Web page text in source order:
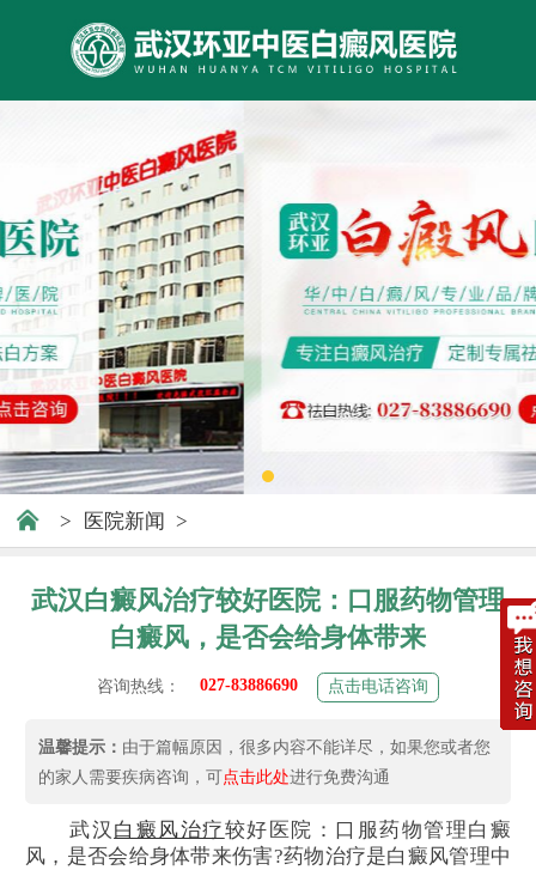
> 医院新闻 >
武汉白癜风治疗较好医院：口服药物管理
白癜风，是否会给身体带来
咨询热线： 027-83886690 点击电话咨询
温馨提示： 由于篇幅原因，很多内容不能详尽，如果您或者您
的家人需要疾病咨询，可点击此处进行免费沟通
武汉 白癜风治疗较好医院：口服药物管理白癜
风，是否会给身体带来伤害?药物治疗是白癜风管理中